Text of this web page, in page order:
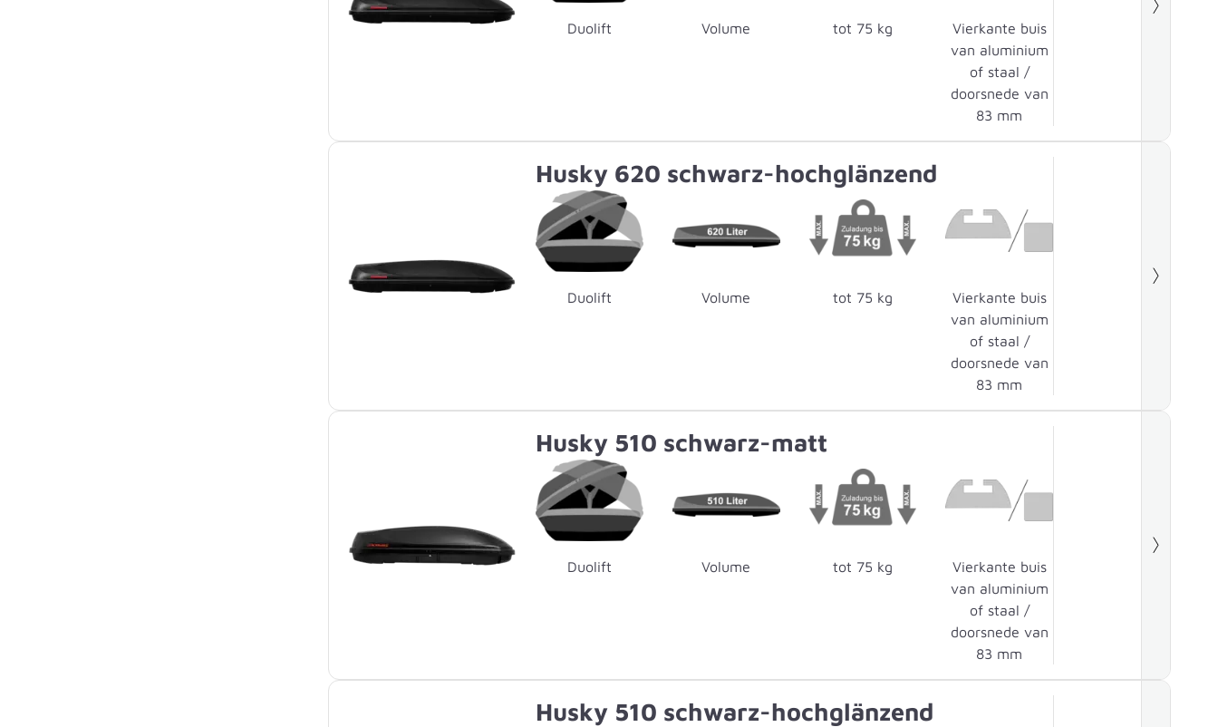
Duolift Volume tot 75 kg
Vierkante buis
van aluminium
of staal /
doorsnede van
83 mm
Husky 620 schwarz-hochglänzend
Duolift Volume tot 75 kg
Vierkante buis
van aluminium
of staal /
doorsnede van
83 mm
Husky 510 schwarz-matt
Duolift Volume tot 75 kg
Vierkante buis
van aluminium
of staal /
doorsnede van
83 mm
Husky 510 schwarz-hochglänzend